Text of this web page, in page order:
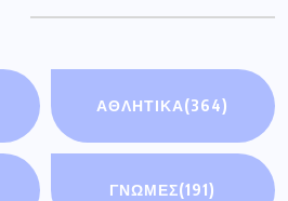
ΑΘΛΗΤΙΚΑ(364)
ΓΝΩΜΕΣ(191)